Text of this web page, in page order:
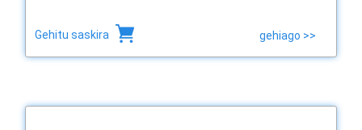
Gehitu saskira gehiago >>